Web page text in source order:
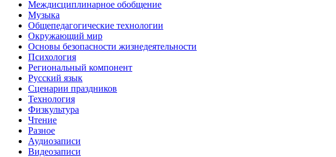
Междисциплинарное обобщение
Музыка
Общепедагогические технологии
Окружающий мир
Основы безопасности жизнедеятельности
Психология
Региональный компонент
Русский язык
Сценарии праздников
Технология
Физкультура
Чтение
Разное
Аудиозаписи
Видеозаписи